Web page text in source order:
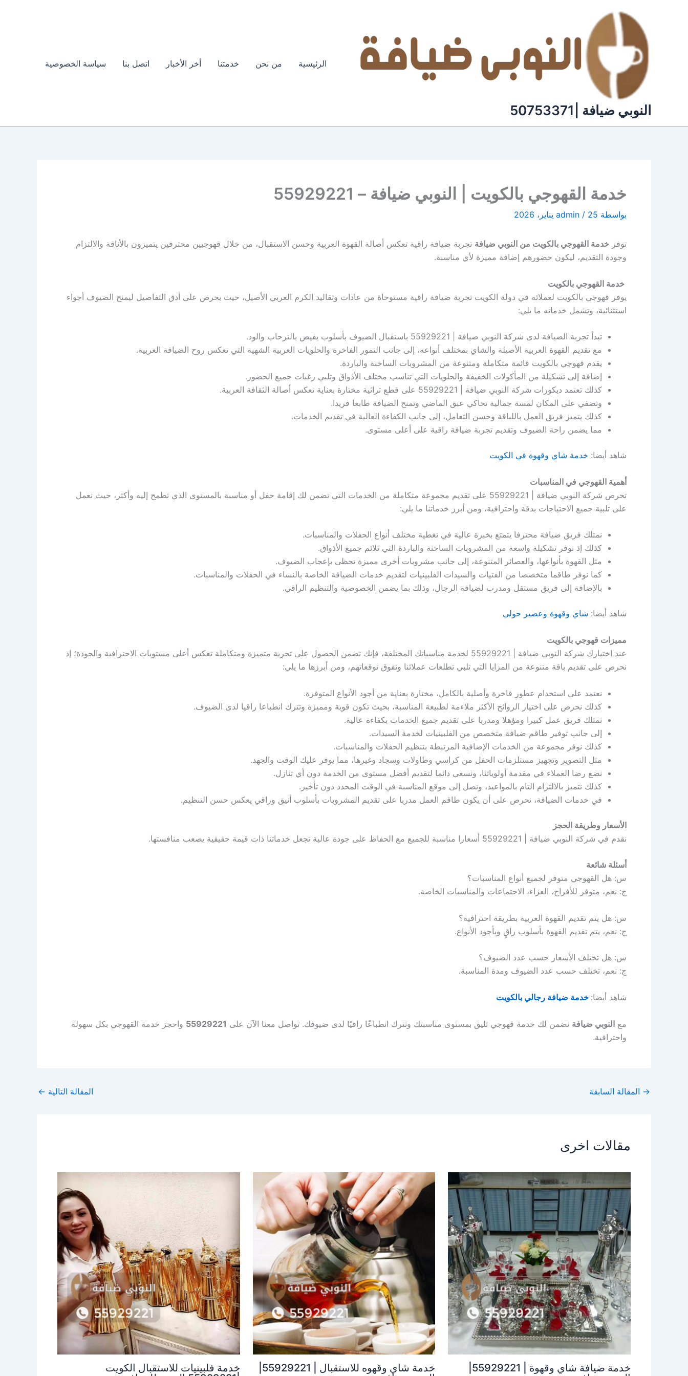
النوبي ضيافة |50753371
الرئيسية من نحن خدمتنا أخر الأخبار اتصل بنا سياسة الخصوصية
خدمة القهوجي بالكويت | النوبي ضيافة – 55929221
بواسطة admin / 25 يناير، 2026
توفر خدمة القهوجي بالكويت من النوبي ضيافة تجربة ضيافة راقية تعكس أصالة القهوة العربية وحسن الاستقبال، من خلال قهوجيين محترفين يتميزون بالأناقة والالتزام
وجودة التقديم، ليكون حضورهم إضافة مميزة لأي مناسبة.
خدمة القهوجي بالكويت
يوفر قهوجي بالكويت لعملائه في دولة الكويت تجربة ضيافة راقية مستوحاة من عادات وتقاليد الكرم العربي الأصيل، حيث يحرص على أدق التفاصيل ليمنح الضيوف أجواء
استثنائية، وتشمل خدماته ما يلي:
تبدأ تجربة الضيافة لدى شركة النوبي ضيافة | 55929221 باستقبال الضيوف بأسلوب يفيض بالترحاب والود.
مع تقديم القهوة العربية الأصيلة والشاي بمختلف أنواعه، إلى جانب التمور الفاخرة والحلويات العربية الشهية التي تعكس روح الضيافة العربية.
يقدم قهوجي بالكويت قائمة متكاملة ومتنوعة من المشروبات الساخنة والباردة.
إضافة إلى تشكيلة من المأكولات الخفيفة والحلويات التي تناسب مختلف الأذواق وتلبي رغبات جميع الحضور.
كذلك تعتمد ديكورات شركة النوبي ضيافة | 55929221 على قطع تراثية مختارة بعناية تعكس أصالة الثقافة العربية.
وتضفي على المكان لمسة جمالية تحاكي عبق الماضي وتمنح الضيافة طابعا فريدا.
كذلك يتميز فريق العمل باللباقة وحسن التعامل، إلى جانب الكفاءة العالية في تقديم الخدمات.
مما يضمن راحة الضيوف وتقديم تجربة ضيافة راقية على أعلى مستوى.
شاهد أيضا: خدمة شاي وقهوة في الكويت
أهمية القهوجي في المناسبات
تحرص شركة النوبي ضيافة | 55929221 على تقديم مجموعة متكاملة من الخدمات التي تضمن لك إقامة حفل أو مناسبة بالمستوى الذي تطمح إليه وأكثر، حيث نعمل
على تلبية جميع الاحتياجات بدقة واحترافية، ومن أبرز خدماتنا ما يلي:
نمتلك فريق ضيافة محترفا يتمتع بخبرة عالية في تغطية مختلف أنواع الحفلات والمناسبات.
كذلك إذ نوفر تشكيلة واسعة من المشروبات الساخنة والباردة التي تلائم جميع الأذواق.
مثل القهوة بأنواعها، والعصائر المتنوعة، إلى جانب مشروبات أخرى مميزة تحظى بإعجاب الضيوف.
كما نوفر طاقما متخصصا من الفتيات والسيدات الفلبينيات لتقديم خدمات الضيافة الخاصة بالنساء في الحفلات والمناسبات.
بالإضافة إلى فريق مستقل ومدرب لضيافة الرجال، وذلك بما يضمن الخصوصية والتنظيم الراقي.
شاهد أيضا: شاي وقهوة وعصير حولي
مميزات قهوجي بالكويت
عند اختيارك شركة النوبي ضيافة | 55929221 لخدمة مناسباتك المختلفة، فإنك تضمن الحصول على تجربة متميزة ومتكاملة تعكس أعلى مستويات الاحترافية والجودة؛ إذ
نحرص على تقديم باقة متنوعة من المزايا التي تلبي تطلعات عملائنا وتفوق توقعاتهم، ومن أبرزها ما يلي:
نعتمد على استخدام عطور فاخرة وأصلية بالكامل، مختارة بعناية من أجود الأنواع المتوفرة.
كذلك نحرص على اختيار الروائح الأكثر ملاءمة لطبيعة المناسبة، بحيث تكون قوية ومميزة وتترك انطباعا راقيا لدى الضيوف.
نمتلك فريق عمل كبيرا ومؤهلا ومدربا على تقديم جميع الخدمات بكفاءة عالية.
إلى جانب توفير طاقم ضيافة متخصص من الفلبينيات لخدمة السيدات.
كذلك نوفر مجموعة من الخدمات الإضافية المرتبطة بتنظيم الحفلات والمناسبات.
مثل التصوير وتجهيز مستلزمات الحفل من كراسي وطاولات وسجاد وغيرها، مما يوفر عليك الوقت والجهد.
نضع رضا العملاء في مقدمة أولوياتنا، ونسعى دائما لتقديم أفضل مستوى من الخدمة دون أي تنازل.
كذلك نتميز بالالتزام التام بالمواعيد، ونصل إلى موقع المناسبة في الوقت المحدد دون تأخير.
في خدمات الضيافة، نحرص على أن يكون طاقم العمل مدربا على تقديم المشروبات بأسلوب أنيق وراقي يعكس حسن التنظيم.
الأسعار وطريقة الحجز
نقدم في شركة النوبي ضيافة | 55929221 أسعارا مناسبة للجميع مع الحفاظ على جودة عالية تجعل خدماتنا ذات قيمة حقيقية يصعب منافستها.
أسئلة شائعة
س: هل القهوجي متوفر لجميع أنواع المناسبات؟
ج: نعم، متوفر للأفراح، العزاء، الاجتماعات والمناسبات الخاصة.
س: هل يتم تقديم القهوة العربية بطريقة احترافية؟
ج: نعم، يتم تقديم القهوة بأسلوب راقٍ وبأجود الأنواع.
س: هل تختلف الأسعار حسب عدد الضيوف؟
ج: نعم، تختلف حسب عدد الضيوف ومدة المناسبة.
شاهد أيضا: خدمة ضيافة رجالي بالكويت
مع النوبي ضيافة نضمن لك خدمة قهوجي تليق بمستوى مناسبتك وتترك انطباعًا راقيًا لدى ضيوفك. تواصل معنا الآن على 55929221 واحجز خدمة القهوجي بكل سهولة
واحترافية.
→ المقالة السابقة المقالة التالية ←
مقالات اخرى
خدمة فلبينيات للاستقبال الكويت